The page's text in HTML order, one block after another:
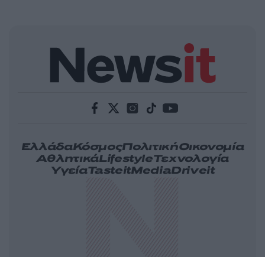
ΕλλάδαΚόσμοςΠολιτικήΟικονομία
ΑθλητικάLifestyleΤεχνολογία
ΥγείαTasteitMediaDriveit